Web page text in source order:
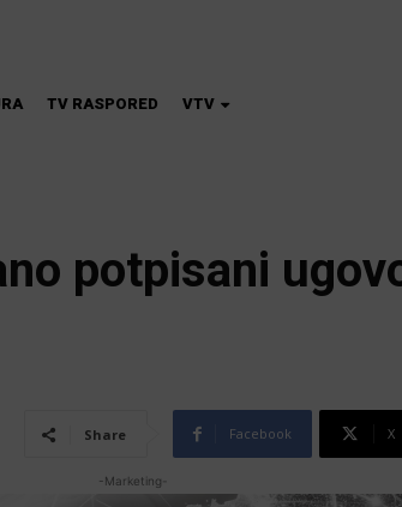
TV RASPORED VTV
potpisani
Share Facebook X
-Marketing-